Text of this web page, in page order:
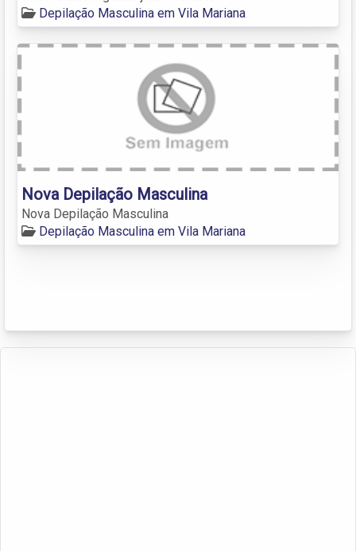
Depilação Masculina em Vila Mariana
Nova Depilação Masculina
Nova Depilação Masculina
Depilação Masculina em Vila Mariana